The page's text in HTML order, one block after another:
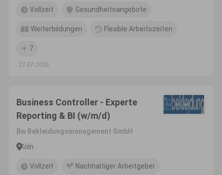
Vollzeit Gesundheitsangebote
Weiterbildungen Flexible Arbeitszeiten
7
22.07.2026
Business Controller - Experte
Reporting & BI (w/m/d)
Bw Bekleidungsmanagement GmbH
Köln
Vollzeit Nachhaltiger Arbeitgeber